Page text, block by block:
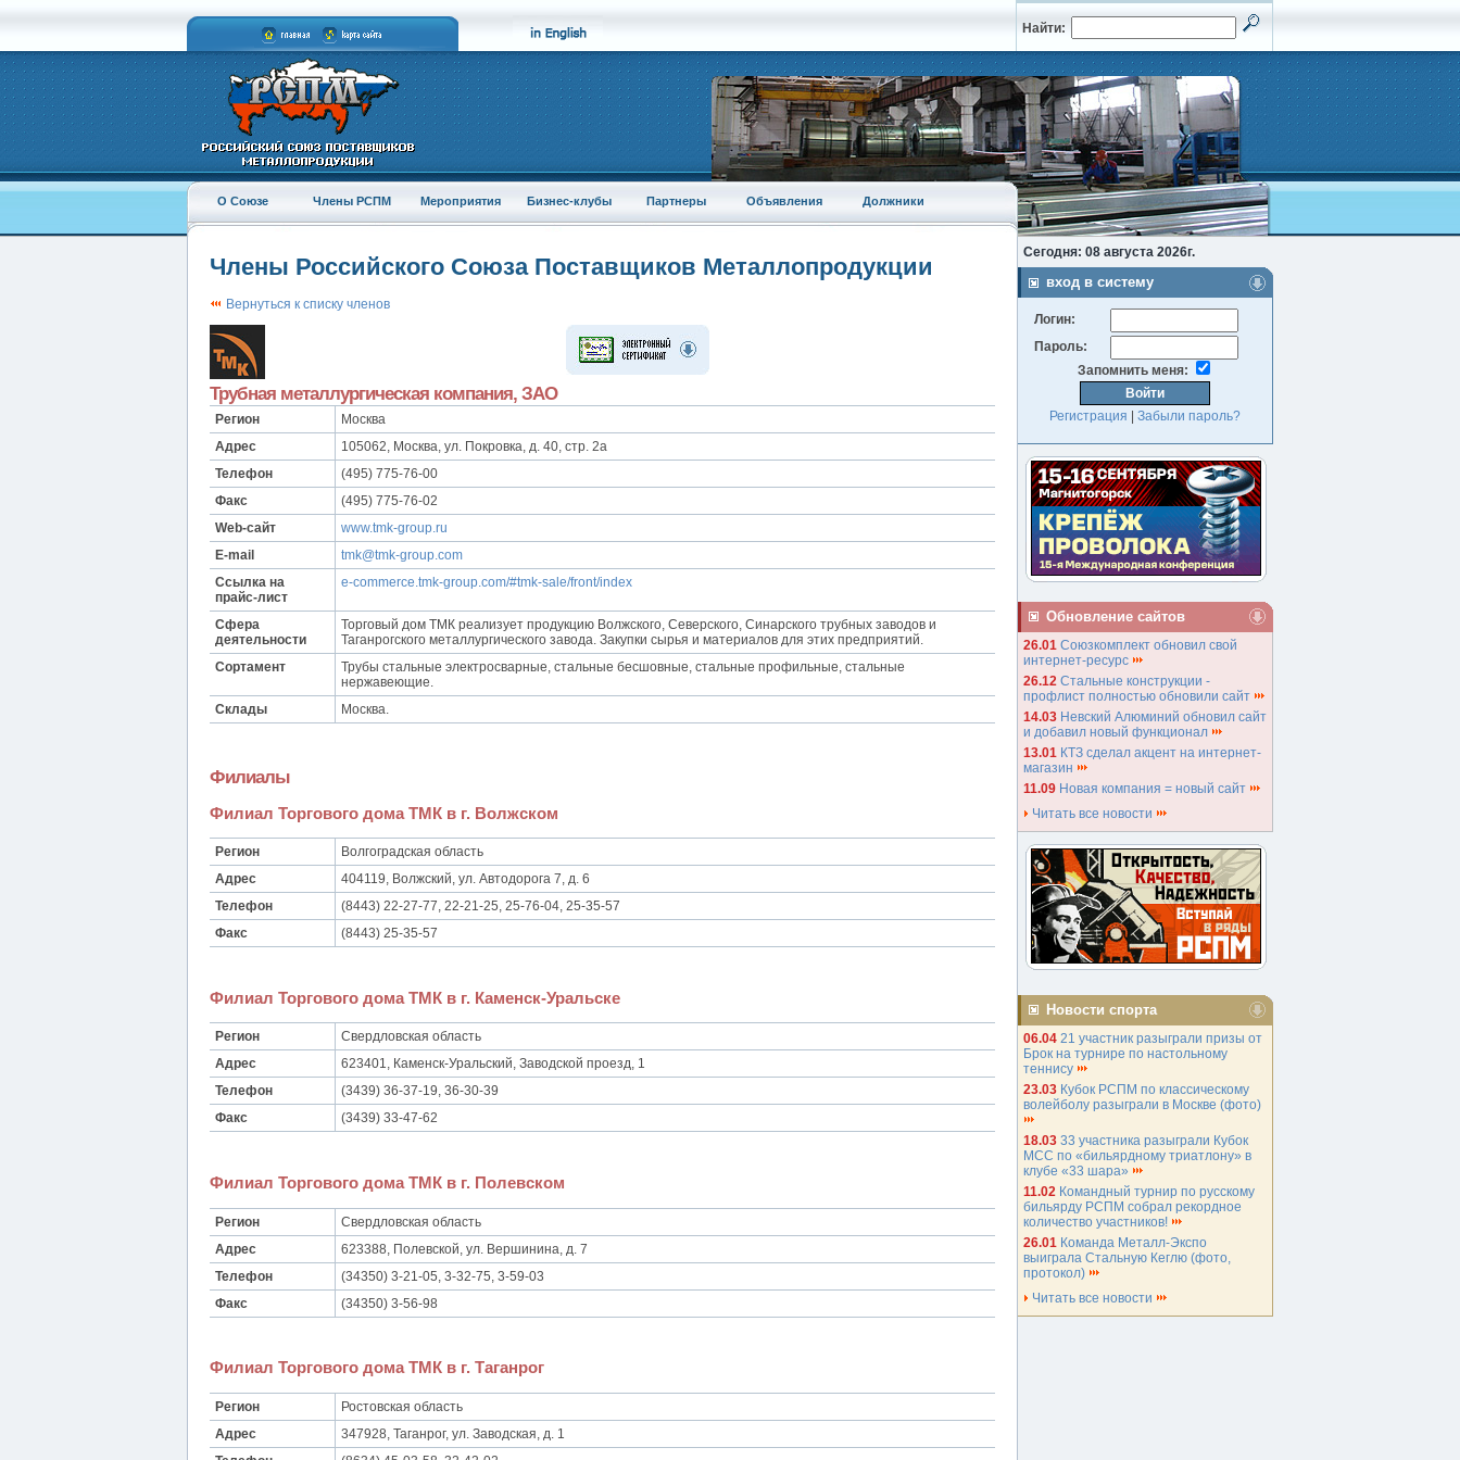
Найти:
О Союзе Члены РСПМ Мероприятия Бизнес-клубы Партнеры Объявления Должники
Члены Российского Союза Поставщиков Металлопродукции
Вернуться к списку членов
Трубная металлургическая компания, ЗАО
Регион
Москва
Адрес
105062, Москва, ул. Покровка, д. 40, стр. 2а
Телефон
(495) 775-76-00
Факс
(495) 775-76-02
Web-сайт
www.tmk-group.ru
E-mail
tmk@tmk-group.com
Ссылка на
прайс-лист
e-commerce.tmk-group.com/#tmk-sale/front/index
Сфера
деятельности
Торговый дом ТМК реализует продукцию Волжского, Северского, Синарского трубных заводов и
Таганрогского металлургического завода. Закупки сырья и материалов для этих предприятий.
Сортамент
Трубы стальные электросварные, стальные бесшовные, стальные профильные, стальные
нержавеющие.
Склады
Москва.
Филиалы
Филиал Торгового дома ТМК в г. Волжском
Регион
Волгоградская область
Адрес
404119, Волжский, ул. Автодорога 7, д. 6
Телефон
(8443) 22-27-77, 22-21-25, 25-76-04, 25-35-57
Факс
(8443) 25-35-57
Филиал Торгового дома ТМК в г. Каменск-Уральске
Регион
Свердловская область
Адрес
623401, Каменск-Уральский, Заводской проезд, 1
Телефон
(3439) 36-37-19, 36-30-39
Факс
(3439) 33-47-62
Филиал Торгового дома ТМК в г. Полевском
Регион
Свердловская область
Адрес
623388, Полевской, ул. Вершинина, д. 7
Телефон
(34350) 3-21-05, 3-32-75, 3-59-03
Факс
(34350) 3-56-98
Филиал Торгового дома ТМК в г. Таганрог
Регион
Ростовская область
Адрес
347928, Таганрог, ул. Заводская, д. 1
Сегодня: 08 августа 2026г.
вход в систему
Логин:
Пароль:
Запомнить меня:
Регистрация Забыли пароль?
Обновление сайтов
26.01 Союзкомплект обновил свой
интернет-ресурс
26.12 Стальные конструкции -
профлист полностью обновили сайт
14.03 Невский Алюминий обновил сайт
и добавил новый функционал
13.01 КТЗ сделал акцент на интернет-
магазин
11.09 Новая компания = новый сайт
Читать все новости
Новости спорта
06.04 21 участник разыграли призы от
Брок на турнире по настольному
теннису
23.03 Кубок РСПМ по классическому
волейболу разыграли в Москве (фото)
18.03 33 участника разыграли Кубок
МСС по «бильярдному триатлону» в
клубе «33 шара»
11.02 Командный турнир по русскому
бильярду РСПМ собрал рекордное
количество участников!
26.01 Команда Металл-Экспо
выиграла Стальную Кеглю (фото,
протокол)
Читать все новости